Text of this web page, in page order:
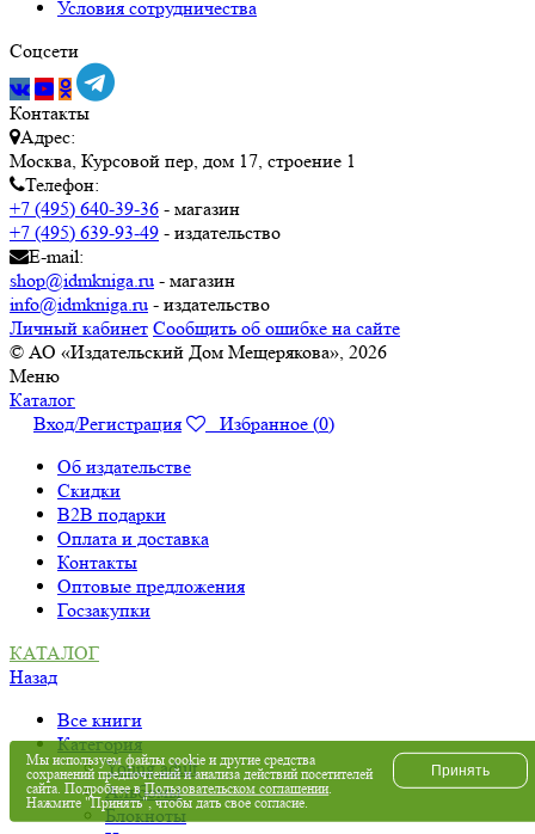
Условия сотрудничества
Соцсети
Контакты
Адрес:
Москва, Курсовой пер, дом 17, строение 1
Телефон:
+7 (495) 640-39-36 - магазин
+7 (495) 639-93-49 - издательство
E-mail:
shop@idmkniga.ru - магазин
info@idmkniga.ru - издательство
Личный кабинет Сообщить об ошибке на сайте
© АО «Издательский Дом Мещерякова», 2026
Меню
Каталог
Вход/Регистрация
Избранное (0)
Об издательстве
Скидки
B2B подарки
Оплата и доставка
Контакты
Оптовые предложения
Госзакупки
КАТАЛОГ
Назад
Все книги
Категория
Young adult
Альбомы
Блокноты
Мы используем файлы cookie и другие средства
сохранений предпочтений и анализа действий посетителей
сайта. Подробнее вПользовательском соглашении.
Нажмите "Принять", чтобы дать свое согласие.
Принять